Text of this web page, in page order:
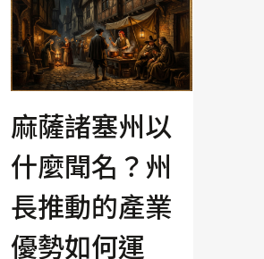
麻薩諸塞州以
什麼聞名？州
長推動的產業
優勢如何運